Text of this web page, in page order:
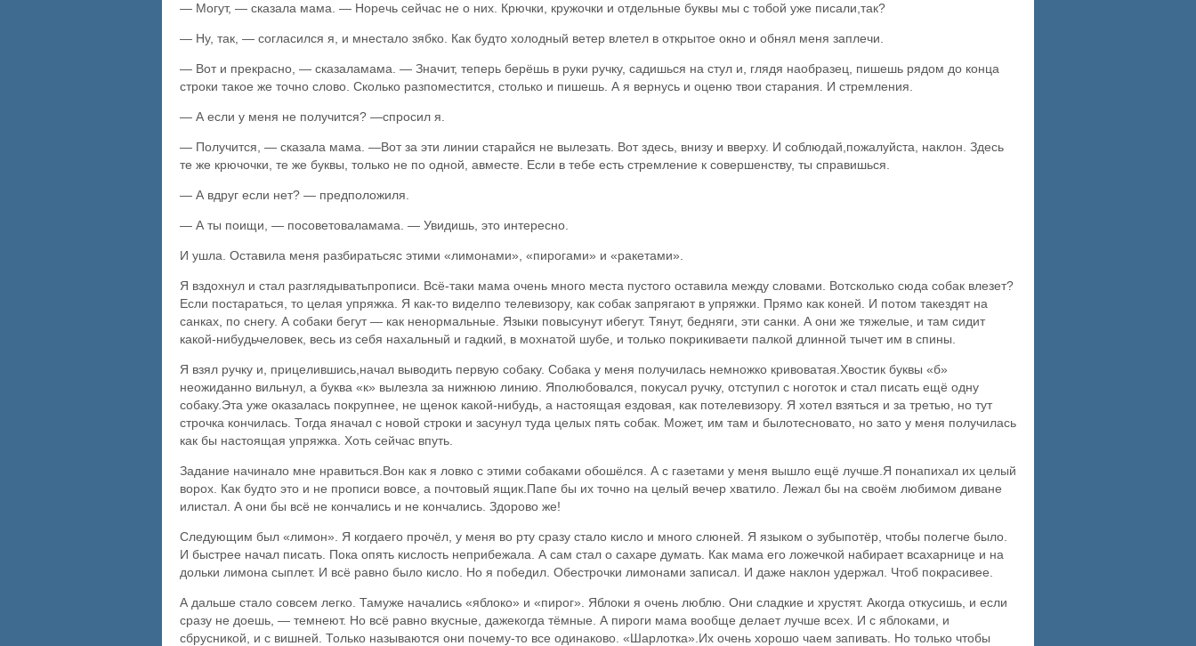
— Могут, — сказала мама. — Норечь сейчас не о них. Крючки, кружочки и отдельные буквы мы с тобой уже писали,так?
— Ну, так, — согласился я, и мнестало зябко. Как будто холодный ветер влетел в открытое окно и обнял меня заплечи.
— Вот и прекрасно, — сказаламама. — Значит, теперь берёшь в руки ручку, садишься на стул и, глядя наобразец, пишешь рядом до конца
строки такое же точно слово. Сколько разпоместится, столько и пишешь. А я вернусь и оценю твои старания. И стремления.
— А если у меня не получится? —спросил я.
— Получится, — сказала мама. —Вот за эти линии старайся не вылезать. Вот здесь, внизу и вверху. И соблюдай,пожалуйста, наклон. Здесь
те же крючочки, те же буквы, только не по одной, авместе. Если в тебе есть стремление к совершенству, ты справишься.
— А вдруг если нет? — предположиля.
— А ты поищи, — посоветоваламама. — Увидишь, это интересно.
И ушла. Оставила меня разбиратьсяс этими «лимонами», «пирогами» и «ракетами».
Я вздохнул и стал разглядыватьпрописи. Всё-таки мама очень много места пустого оставила между словами. Вотсколько сюда собак влезет?
Если постараться, то целая упряжка. Я как-то виделпо телевизору, как собак запрягают в упряжки. Прямо как коней. И потом такездят на
санках, по снегу. А собаки бегут — как ненормальные. Языки повысунут ибегут. Тянут, бедняги, эти санки. А они же тяжелые, и там сидит
какой-нибудьчеловек, весь из себя нахальный и гадкий, в мохнатой шубе, и только покрикиваети палкой длинной тычет им в спины.
Я взял ручку и, прицелившись,начал выводить первую собаку. Собака у меня получилась немножко кривоватая.Хвостик буквы «б»
неожиданно вильнул, а буква «к» вылезла за нижнюю линию. Яполюбовался, покусал ручку, отступил с ноготок и стал писать ещё одну
собаку.Эта уже оказалась покрупнее, не щенок какой-нибудь, а настоящая ездовая, как потелевизору. Я хотел взяться и за третью, но тут
строчка кончилась. Тогда яначал с новой строки и засунул туда целых пять собак. Может, им там и былотесновато, но зато у меня получилась
как бы настоящая упряжка. Хоть сейчас впуть.
Задание начинало мне нравиться.Вон как я ловко с этими собаками обошёлся. А с газетами у меня вышло ещё лучше.Я понапихал их целый
ворох. Как будто это и не прописи вовсе, а почтовый ящик.Папе бы их точно на целый вечер хватило. Лежал бы на своём любимом диване
илистал. А они бы всё не кончались и не кончались. Здорово же!
Следующим был «лимон». Я когдаего прочёл, у меня во рту сразу стало кисло и много слюней. Я языком о зубыпотёр, чтобы полегче было.
И быстрее начал писать. Пока опять кислость неприбежала. А сам стал о сахаре думать. Как мама его ложечкой набирает всахарнице и на
дольки лимона сыплет. И всё равно было кисло. Но я победил. Обестрочки лимонами записал. И даже наклон удержал. Чтоб покрасивее.
А дальше стало совсем легко. Тамуже начались «яблоко» и «пирог». Яблоки я очень люблю. Они сладкие и хрустят. Акогда откусишь, и если
сразу не доешь, — темнеют. Но всё равно вкусные, дажекогда тёмные. А пироги мама вообще делает лучше всех. И с яблоками, и
сбрусникой, и с вишней. Только называются они почему-то все одинаково. «Шарлотка».Их очень хорошо чаем запивать. Но только чтобы